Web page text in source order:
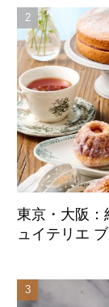
東京・大阪：
ュイテリエ